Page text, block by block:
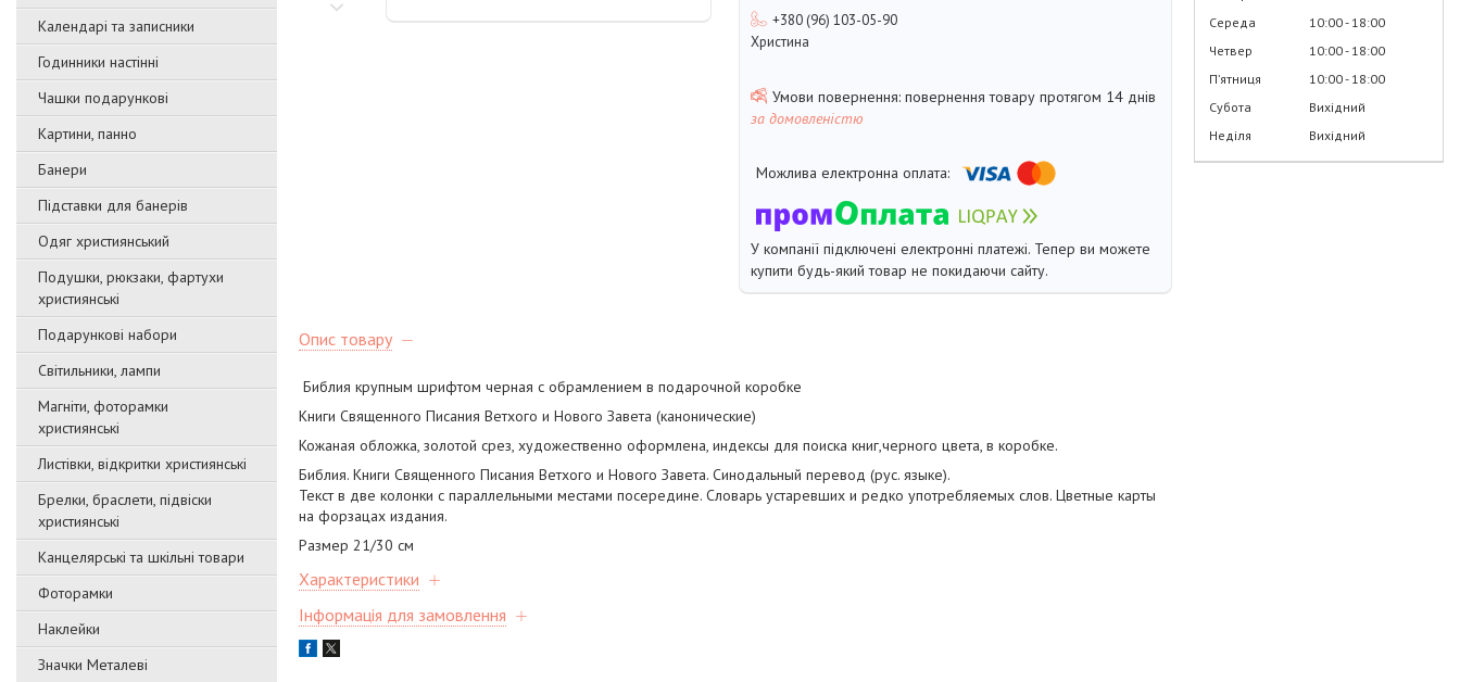
Календарі та записники
Годинники настінні
Чашки подарункові
Картини, панно
Банери
Підставки для банерів
Одяг християнський
Подушки, рюкзаки, фартухи
християнські
Подарункові набори
Світильники, лампи
Магніти, фоторамки
християнські
Листівки, відкритки християнські
Брелки, браслети, підвіски
християнські
Канцелярські та шкільні товари
Фоторамки
Наклейки
Значки Металеві
+380 (96) 103-05-90
Христина
повернення товару протягом 14 днів
за домовленістю
У компанії підключені електронні платежі. Тепер ви можете
купити будь-який товар не покидаючи сайту.
Опис товару
Библия крупным шрифтом черная с обрамлением в подарочной коробке
Книги Священного Писания Ветхого и Нового Завета (канонические)
Кожаная обложка, золотой срез, художественно оформлена, индексы для поиска книг,черного цвета, в коробке.
Библия. Книги Священного Писания Ветхого и Нового Завета. Синодальный перевод (рус. языке).
Текст в две колонки с параллельными местами посередине. Словарь устаревших и редко употребляемых слов. Цветные карты
на форзацах издания.
Размер 21/30 см
Характеристики
Інформація для замовлення
Середа
10:00 18:00
Четвер
10:00 18:00
Пʼятниця
10:00 18:00
Субота
Вихідний
Неділя
Вихідний